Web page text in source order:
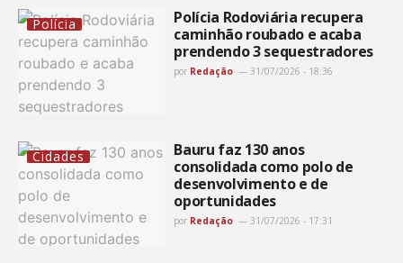
Polícia
Polícia Rodoviária recupera
caminhão roubado e acaba
prendendo 3 sequestradores
por Redação 31/07/2026 - 18:36
Cidades
Bauru faz 130 anos
consolidada como polo de
desenvolvimento e de
oportunidades
por Redação 31/07/2026 - 17:31